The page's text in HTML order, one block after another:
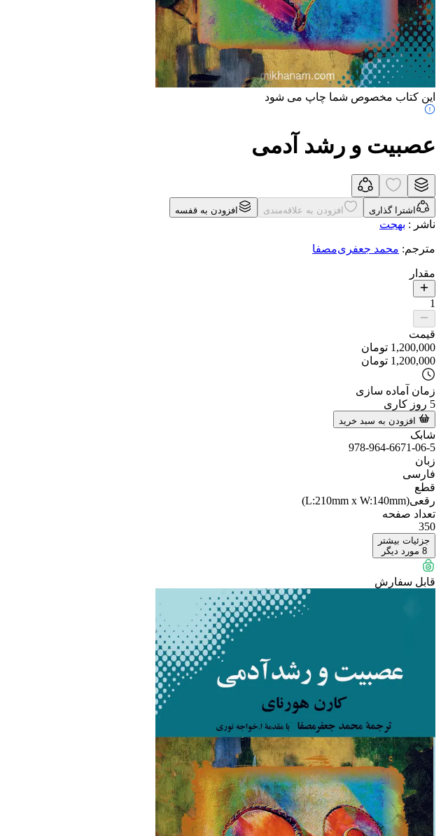
این کتاب مخصوص شما چاپ می شود
عصبیت و رشد آدمی
اشترا گذاری افزودن به علاقه‌مندی افزودن به قفسه
ناشر : بهجت
مترجم: محمد جعفری‌مصفا
مقدار
1
قیمت
1,200,000 تومان
1,200,000 تومان
زمان آماده سازی
5 روز کاری
افزودن به سبد خرید
شابک
978-964-6671-06-5
زبان
فارسی
قطع
رقعی(L:210mm x W:140mm)
تعداد صفحه
350
جزئیات بیشتر
8 مورد دیگر
قابل سفارش